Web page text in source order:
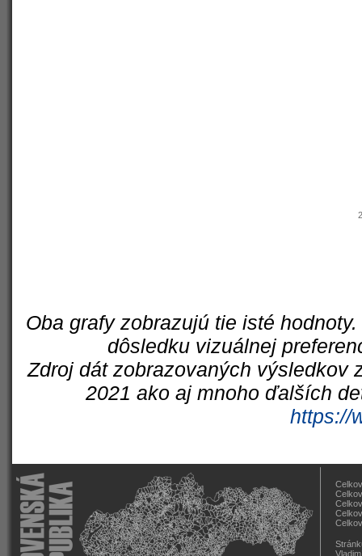
Oba grafy zobrazujú tie isté
dôsledku vizuálnej
Zdroj dát zobrazovaných výsledkov
2021 ako aj mnoho ďalších
https://